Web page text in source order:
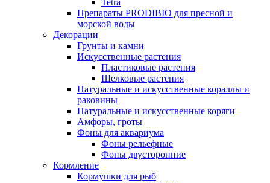
Tetra
Препараты PRODIBIO для пресной и
морской воды
Декорации
Грунты и камни
Искусственные растения
Пластиковые растения
Шелковые растения
Натуральные и искусственные кораллы и
раковины
Натуральные и искусственные коряги
Амфоры, гроты
Фоны для аквариума
Фоны рельефные
Фоны двусторонние
Кормление
Кормушки для рыб